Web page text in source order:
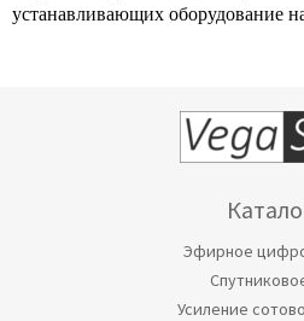
устанавливающих оборудование
Эфирное
Усиление